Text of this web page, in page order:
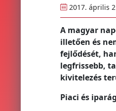
2017. április
A magyar
illetően és
fejlődését,
legfrissebb,
kivitelezés
Piaci és